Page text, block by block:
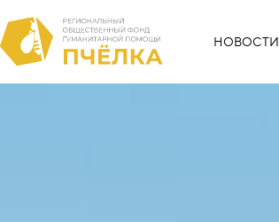
НОВОСТИ